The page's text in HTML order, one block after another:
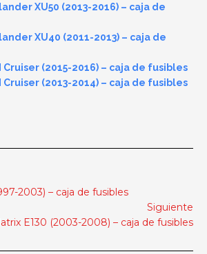
XU50 (2013-2016) – caja de
XU40 (2011-2013) – caja de
Cruiser (2015-2016) – caja de fusibles
Cruiser (2013-2014) – caja de fusibles
2003) – caja de fusibles
Siguiente
E130 (2003-2008) – caja de fusibles